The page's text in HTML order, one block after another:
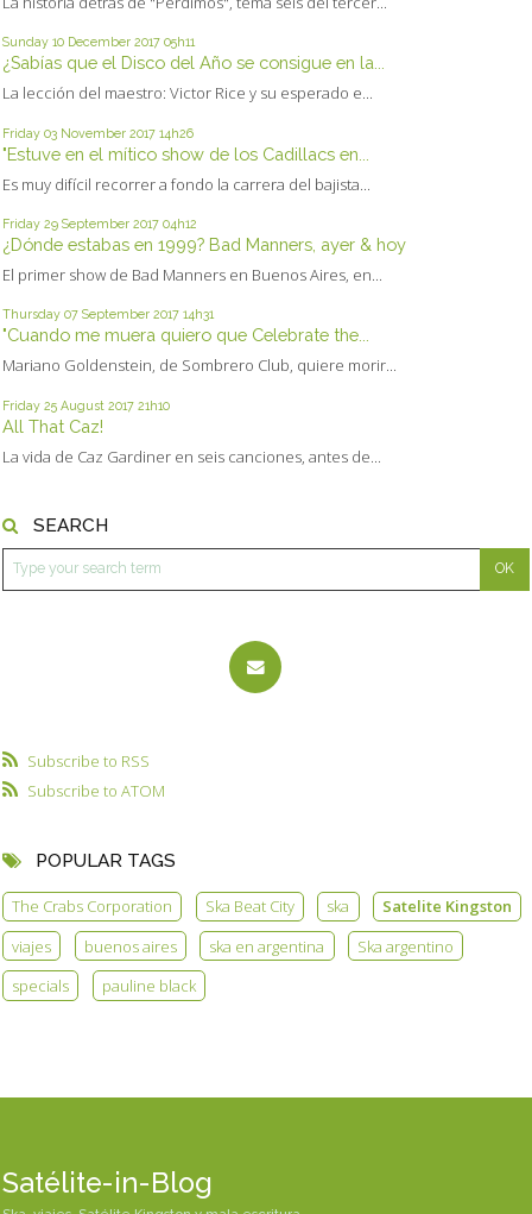
Sunday 10 December 2017 05h11
¿Sabías que el Disco del Año se consigue en la...
La lección del maestro: Victor Rice y su esperado e...
Friday 03 November 2017 14h26
"Estuve en el mítico show de los Cadillacs en...
Es muy difícil recorrer a fondo la carrera del bajista...
Friday 29 September 2017 04h12
¿Dónde estabas en 1999? Bad Manners, ayer & hoy
El primer show de Bad Manners en Buenos Aires, en...
Thursday 07 September 2017 14h31
"Cuando me muera quiero que Celebrate the...
Mariano Goldenstein, de Sombrero Club, quiere morir...
Friday 25 August 2017 21h10
All That Caz!
La vida de Caz Gardiner en seis canciones, antes de...
SEARCH
Subscribe to RSS
Subscribe to ATOM
POPULAR TAGS
The Crabs Corporation Ska Beat City ska
Satelite Kingston
viajes
buenos aires ska en argentina
Ska argentino
specials
pauline black
Satélite-in-Blog